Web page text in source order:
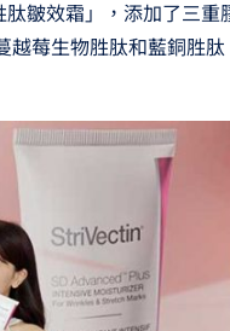
皺效霜」，添加了三重
莓生物胜肽和藍銅胜